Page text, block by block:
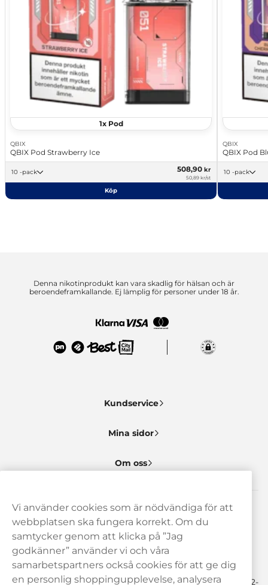
1x Pod
QBIX
QBIX Pod Strawberry Ice
10 -pack 508,90 kr
50,89 kr/st
Köp
QBIX
QBIX Pod
10 -pack
Denna nikotinprodukt kan vara skadlig för hälsan och är
beroendeframkallande. Ej lämplig för personer under 18 år.
Behöver du hjälp? Kontakta oss gärna!
hej@haypp.com
08 517 910 97
Mån-Tor 8.00-17.00 | Fre 9.00-17.00 | (Lunchstängt må-fre 12-
Kundservice
Mina sidor
Om oss
Vi använder cookies som är nödvändiga för att
webbplatsen ska fungera korrekt. Om du
samtycker genom att klicka på ”Jag
godkänner” använder vi och våra
samarbetspartners också cookies för att ge dig
en personlig shoppingupplevelse, analysera